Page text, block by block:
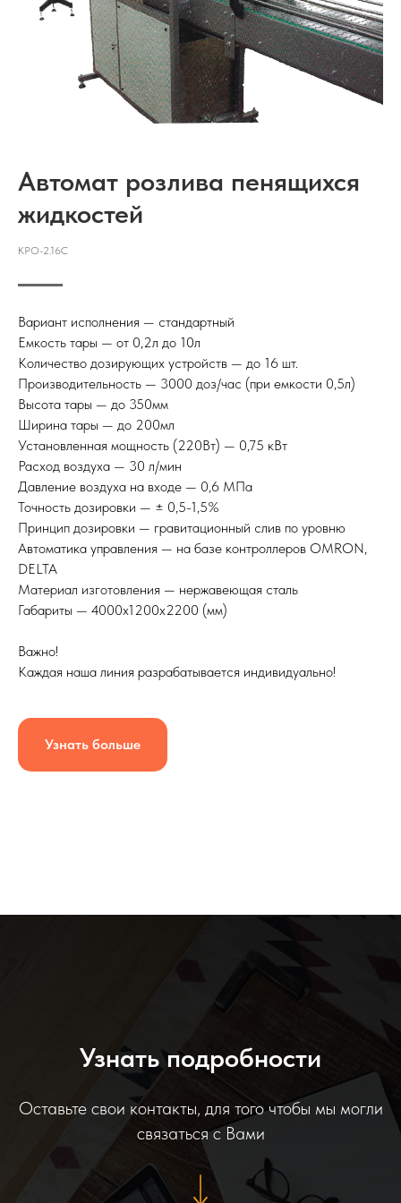
Автомат розлива пенящихся
жидкостей
КРО-2.16С
Вариант исполнения — стандартный
Емкость тары — от 0,2л до 10л
Количество дозирующих устройств — до 16 шт.
Производительность — 3000 доз/час (при емкости 0,5л)
Высота тары — до 350мм
Ширина тары — до 200мл
Установленная мощность (220Вт) — 0,75 кВт
Расход воздуха — 30 л/мин
Давление воздуха на входе — 0,6 МПа
Точность дозировки — ± 0,5-1,5%
Принцип дозировки — гравитационный слив по уровню
Автоматика управления — на базе контроллеров OMRON,
DELTA
Материал изготовления — нержавеющая сталь
Габариты — 4000x1200x2200 (мм)
Важно!
Каждая наша линия разрабатывается индивидуально!
Узнать больше
Узнать подробности
Оставьте свои контакты, для того чтобы мы могли
связаться с Вами